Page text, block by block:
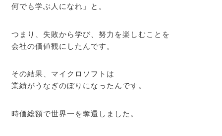
何でも学ぶ人になれ」と。
つまり、失敗から学び、努力を楽しむことを
会社の価値観にしたんです。
その結果、マイクロソフトは
業績がうなぎのぼりになったんです。
時価総額で世界一を奪還しました。